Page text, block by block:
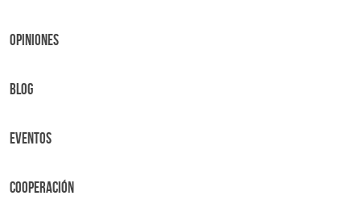
OPINIONES
BLOG
Eventos
Cooperación